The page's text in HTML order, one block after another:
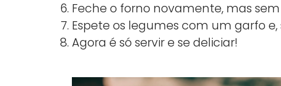
Feche o forno novamente, mas
Espete os legumes com um garfo
Agora é só servir e se deliciar!